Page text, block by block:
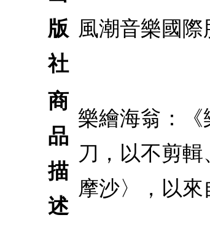
版
社
風潮音樂國際
商
品
描
述
樂繪海翁：
刀，以不剪
摩沙〉，以